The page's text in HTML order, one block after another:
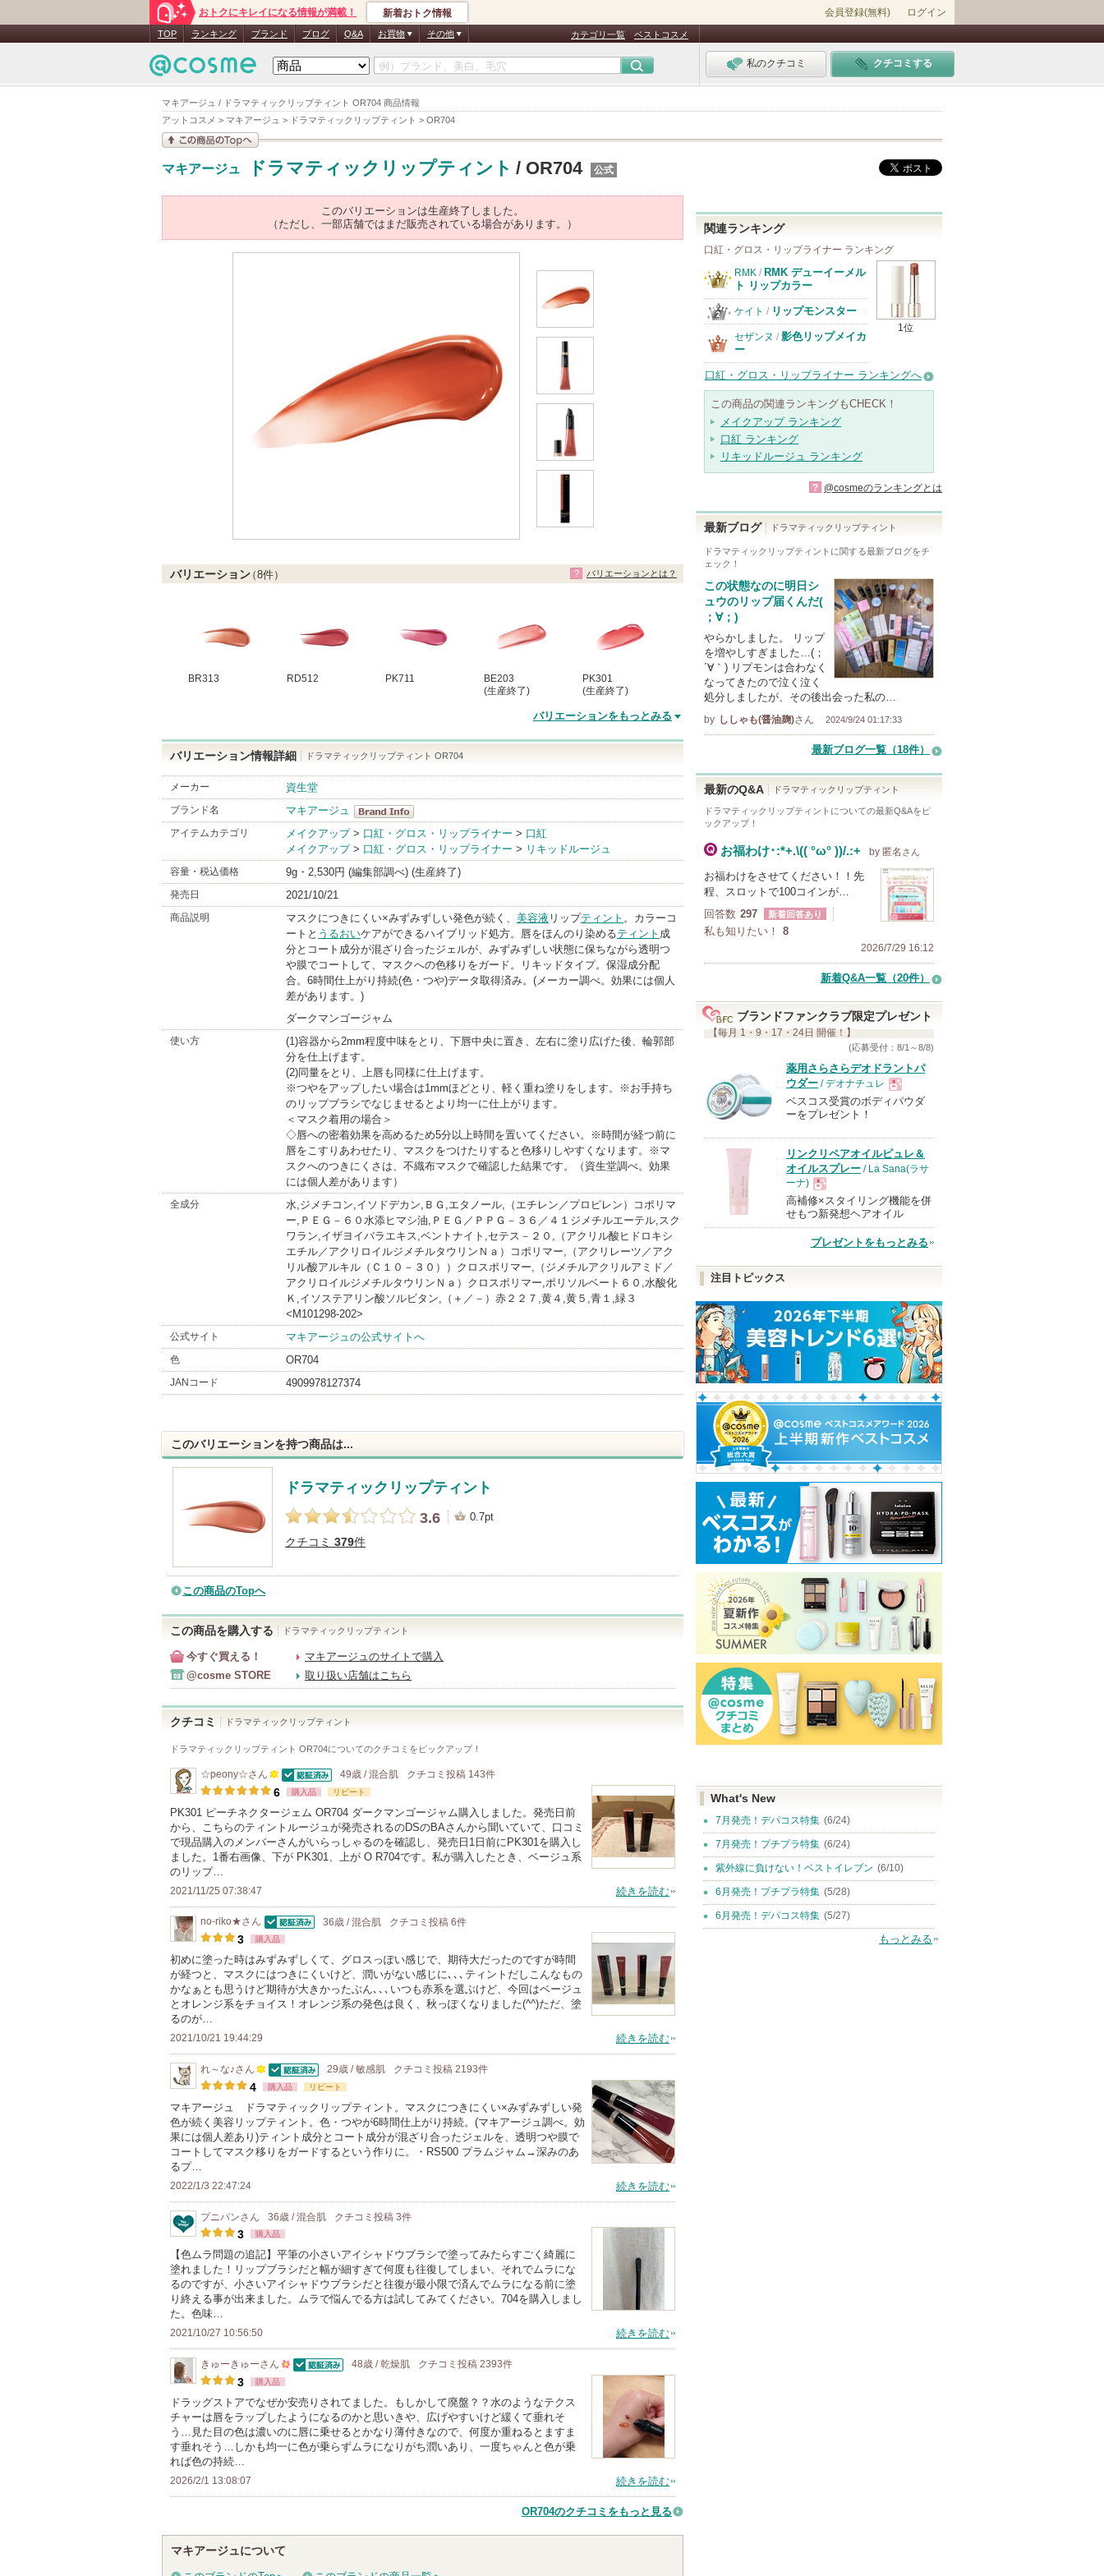
マキアージュ / ドラマティックリップティント OR704 商品情報
アットコスメ > マキアージュ > ドラマティックリップティント > OR704
おトクにキレイになる情報が満載！ 新着おトク情報 会員登録(無料) ログイン
TOP ランキング ブランド ブログ Q&A お買物 その他 カテゴリ一覧 ベストコスメ
私のクチコミ クチコミする
この商品の情報を見
マキアージュ ドラマティックリップティント / OR704 公式
このバリエーションは生産終了しました。
（ただし、一部店舗ではまだ販売されている場合があります。）
バリエーション（8件）
BR313 RD512 PK711
BE203
(生産終了)
PK301
(生産終了)
バリエーションをもっとみる
バリエーションとは？
バリエーション情報詳細 ドラマティックリップティント OR704
メーカー 資生堂
ブランド名
マキアージュ
マキアージュ
BrandInfo
アイテムカテゴリ メイクアップ> 口紅・グロス・リップライナー > 口紅
メイクアップ> 口紅・グロス・リップライナー > リキッドルージュ
容量・税込価格 9g・2,530円 (編集部調べ) (生産終了)
発売日 2021/10/21
商品説明 マスクにつきにくい×みずみずしい発色が続く、 美容液 リップティント 。カラーコ
ートと うるおいケアができるハイブリッド処方。唇をほんのり染めるティント 成
分とコート成分が混ざり合ったジェルが、みずみずしい状態に保ちながら透明つ
や膜でコートして、マスクへの色移りをガード。リキッドタイプ。保湿成分配
合。6時間仕上がり持続(色・つや)データ取得済み。(メーカー調べ。効果には個人
差があります。)
ダークマンゴージャム
使い方
(1)容器から2mm程度中味をとり、下唇中央に置き、左右に塗り広げた後、輪郭部
分を仕上げます。
(2)同量をとり、上唇も同様に仕上げます。
※つやをアップしたい場合は1mmほどとり、軽く重ね塗りをします。※お手持ち
のリップブラシでなじませるとより均一に仕上がります。
＜マスク着用の場合＞
◇唇への密着効果を高めるため5分以上時間を置いてください。※時間が経つ前に
唇をこすりあわせたり、マスクをつけたりすると色移りしやすくなります。※マ
スクへのつきにくさは、不織布マスクで確認した結果です。（資生堂調べ。効果
には個人差があります）
全成分
水,ジメチコン,イソドデカン,ＢＧ,エタノール,（エチレン／プロピレン）コポリマ
ー,ＰＥＧ－６０水添ヒマシ油,ＰＥＧ／ＰＰＧ－３６／４１ジメチルエーテル,スク
ワラン,イザヨイバラエキス,ベントナイト,セテス－２０,（アクリル酸ヒドロキシ
エチル／アクリロイルジメチルタウリンＮａ）コポリマー,（アクリレーツ／アク
リル酸アルキル（Ｃ１０－３０））クロスポリマー,（ジメチルアクリルアミド／
アクリロイルジメチルタウリンＮａ）クロスポリマー,ポリソルベート６０,水酸化
Ｋ,イソステアリン酸ソルビタン,（＋／－）赤２２７,黄４,黄５,青１,緑３
<M101298-202>
公式サイト マキアージュの公式サイトへ
色 OR704
JANコード 4909978127374
このバリエーションを持つ商品は...
ドラマティックリップティント
3.6
0.7pt
クチコミ 379件
この商品のTopへ
この商品を購入する ドラマティックリップティント
今すぐ買える！
マキアージュのサイトで購入
@cosme STORE
取り扱い店舗はこちら
クチコミ ドラマティックリップティント
ドラマティックリップティント OR704についてのクチコミをピックアップ！
☆peony☆さん
100
以
上
ン
バ
ー
に
お
気
り
登
録
さ
れ
ま
す
認証済
49歳 / 混合肌 クチコミ投稿 143件
6 購入品 リピート
PK301 ピーチネクタージェム OR704 ダークマンゴージャム購入しました。発売日前
から、こちらのティントルージュが発売されるのDSのBAさんから聞いていて、口コミ
で現品購入のメンバーさんがいらっしゃるのを確認し、発売日1日前にPK301を購入し
ました。1番右画像、下が PK301、上が O R704です。私が購入したとき、ベージュ系
のリップ…
2021/11/25 07:38:47 続きを読む
no-riko★さん
認証済
36歳 / 混合肌 クチコミ投稿 6件
3 購入品
初めに塗った時はみずみずしくて、グロスっぽい感じで、期待大だったのですが時間
が経つと、マスクにはつきにくいけど、潤いがない感じに､､､ティントだしこんなもの
かなぁとも思うけど期待が大きかったぶん､､､いつも赤系を選ぶけど、今回はベージュ
とオレンジ系をチョイス！オレンジ系の発色は良く、秋っぽくなりました(^^)ただ、塗
るのが…
2021/10/21 19:44:29 続きを読む
れ～な♪さん
100
人
以
上
ン
バ
ー
に
お
気
入
り
登
録
さ
れ
ま
認証済
29歳 / 敏感肌 クチコミ投稿 2193件
4 購入品 リピート
マキアージュ ドラマティックリップティント。マスクにつきにくい×みずみずしい発
色が続く美容リップティント。色・つやが6時間仕上がり持続。(マキアージュ調べ。効
果には個人差あり)ティント成分とコート成分が混ざり合ったジェルを、透明つや膜で
コートしてマスク移りをガードするという作りに。・RS500 プラムジャム→深みのあ
るプ…
2022/1/3 22:47:24 続きを読む
プニパンさん 36歳 / 混合肌 クチコミ投稿 3件
3 購入品
【色ムラ問題の追記】平筆の小さいアイシャドウブラシで塗ってみたらすごく綺麗に
塗れました！リップブラシだと幅が細すぎて何度も往復してしまい、それでムラにな
るのですが、小さいアイシャドウブラシだと往復が最小限で済んでムラになる前に塗
り終える事が出来ました。ムラで悩んでる方は試してみてください。704を購入しまし
た。色味…
2021/10/27 10:56:50 続きを読む
きゅーきゅーさん
500
人
以
上
ン
ー
に
48歳 / 乾燥肌 クチコミ投稿 2393件
3 購入品
ドラッグストアでなぜか安売りされてました。もしかして廃盤？？水のようなテクス
チャーは唇をラップしたようになるのかと思いきや、広げやすいけど緩くて垂れそ
う…見た目の色は濃いのに唇に乗せるとかなり薄付きなので、何度か重ねるとますま
す垂れそう…しかも均一に色が乗らずムラになりがち潤いあり、一度ちゃんと色が乗
れば色の持続…
2026/2/1 13:08:07 続きを読む
OR704のクチコミをもっと見る
マキアージュについて
関連ランキング
口紅・グロス・リップライナー ランキング
1位
RMK / RMK デューイーメル
ト リップカラー
ケイト / リップモンスター
セザンヌ / 影色リップメイカ
ー
口紅・グロス・リップライナー ランキングへ
この商品の関連ランキングもCHECK！
メイクアップ ランキング
口紅 ランキング
リキッドルージュ ランキング
? @cosmeのランキングとは
最新ブログ ドラマティックリップティント
ドラマティックリップティント に関する最新ブログをチ
ェック！
この状態なのに明日シ
ュウのリップ届くんだ(
；∀；)
やらかしました。 リップ
を増やしすぎました…(；
´∀｀) リプモンは合わなく
なってきたので泣く泣く
処分しましたが、その後出会った私の…
by ししゃも(醤油麹)さん 2024/9/24 01:17:33
最新ブログ一覧（18件）
最新のQ&A ドラマティックリップティント
ドラマティックリップティント についての最新Q&Aをピ
ックアップ！
お福わけ･:*+.\(( °ω° ))/.:+ by 匿名 さん
お福わけをさせてください！！先
程、スロットで100コインが…
回答数 297 新着回答あり
私も知りたい！ 8
2026/7/29 16:12
新着Q&A一覧（20件）
ブランドファンクラブ限定プレゼント
【毎月 1・9・17・24日 開催！】
(応募受付：8/1～8/8)
薬用さらさらデオドラントパ
ウダー / デオナチュレ
現
品
ベスコス受賞のボディパウダ
ーをプレゼント！
リンクリペアオイルピュレ＆
オイルスプレー / La Sana(ラサ
ーナ)
現
品
高補修×スタイリング機能を併
せもつ新発想ヘアオイル
プレゼントをもっとみる
注目トピックス
What's New
7月発売！デパコス特集 (6/24)
7月発売！プチプラ特集 (6/24)
紫外線に負けない！ベストイレブン (6/10)
6月発売！プチプラ特集 (5/28)
6月発売！デパコス特集 (5/27)
もっとみる